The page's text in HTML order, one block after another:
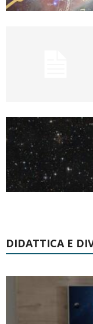
DIDATTICA E